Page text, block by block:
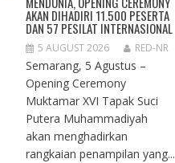
AKAN DIHADIRI 11.500 PESERTA
DAN 57 PESILAT INTERNASIONAL
5 AUGUST 2026 RED-NR
Semarang, 5 Agustus –
Opening Ceremony
Muktamar XVI Tapak Suci
Putera Muhammadiyah
akan menghadirkan
rangkaian penampilan yang...